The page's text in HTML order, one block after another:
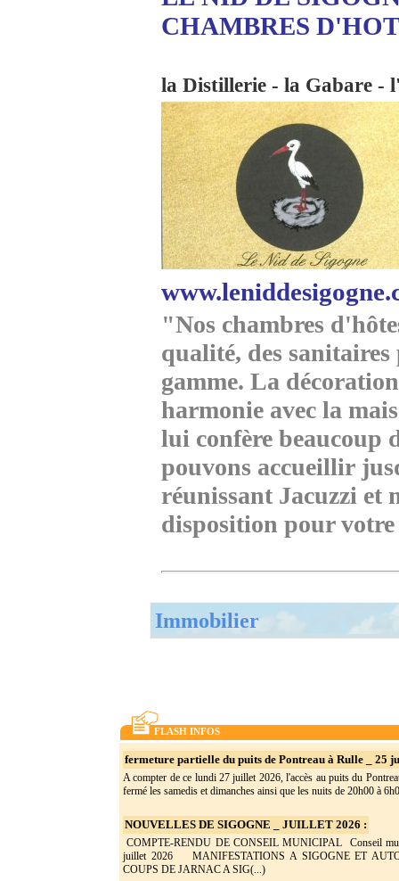
CHAMBRES
la Distillerie - la Gabare -
"Nos chambres
qualité, des
gamme. La
harmonie avec la
lui confère beaucoup
pouvons accueillir
réunissant Jacuzzi et
disposition pour
Immobilier
FLASH INFOS
fermeture partielle du puits de Pontreau à Rulle _ 25
A compter de ce lundi 27 juillet 2026, l'accès au puits du
fermé les samedis et dimanches ainsi que les nuits de 20h00 à
NOUVELLES DE SIGOGNE _ JUILLET 2026 :
COMPTE-RENDU DE CONSEIL MUNICIPAL Conseil
juillet 2026 MANIFESTATIONS A SIGOGNE ET
COUPS DE JARNAC A SIG(...)